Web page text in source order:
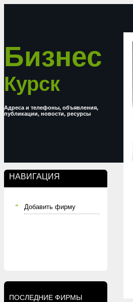
Бизнес
Курск
Адреса и телефоны, объявления,
публикации, новости, ресурсы
НАВИГАЦИЯ
Добавить фирму
ПОСЛЕДНИЕ ФИРМЫ